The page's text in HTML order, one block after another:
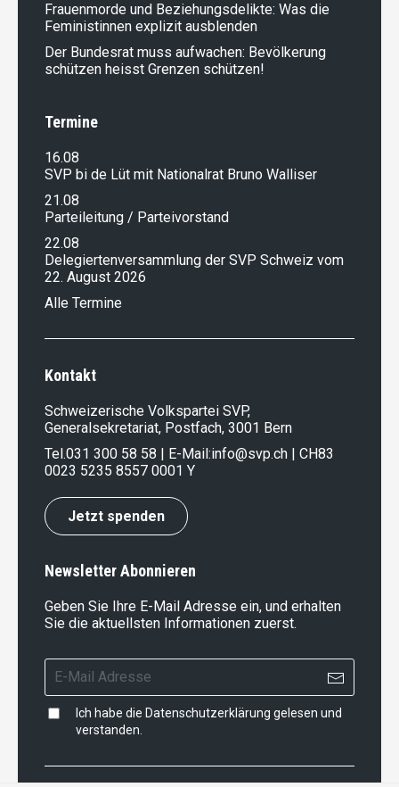
Frauenmorde und Beziehungsdelikte: Was die
Feministinnen explizit ausblenden
Der Bundesrat muss aufwachen: Bevölkerung
schützen heisst Grenzen schützen!
Termine
16.08
SVP bi de Lüt mit Nationalrat Bruno Walliser
21.08
Parteileitung / Parteivorstand
22.08
Delegiertenversammlung der SVP Schweiz vom
22. August 2026
Alle Termine
Kontakt
Schweizerische Volkspartei SVP,
Generalsekretariat, Postfach, 3001 Bern
Tel.031 300 58 58 | E-Mail:info@svp.ch | CH83
0023 5235 8557 0001 Y
Jetzt spenden
Newsletter Abonnieren
Geben Sie Ihre E-Mail Adresse ein, und erhalten
Sie die aktuellsten Informationen zuerst.
Ich habe die Datenschutzerklärung gelesen und
verstanden.